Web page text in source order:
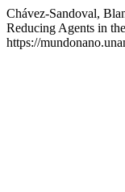
Chávez-Sandoval,
Reducing Agents in
https://